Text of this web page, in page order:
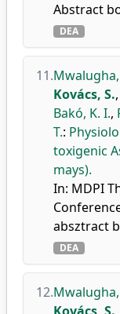
Abstract
DEA
11.
Kovács, S.,
Bakó, K. I.,
T.:
toxigenic
mays).
In: MDPI
absztract
DEA
12.